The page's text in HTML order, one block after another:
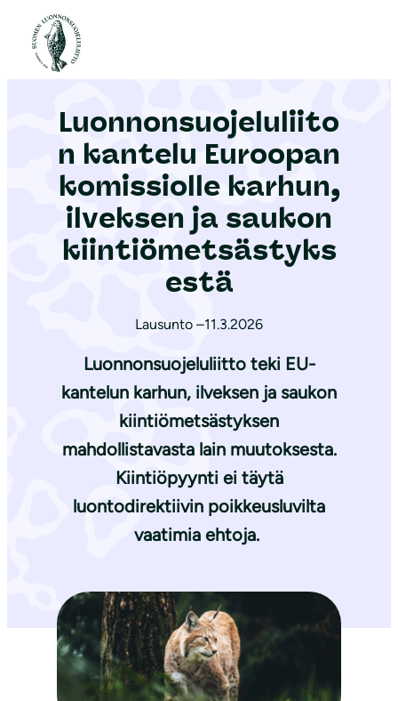
Etusivu
Luonnonsuojeluliito
n kantelu Euroopan
komissiolle karhun,
ilveksen ja saukon
kiintiömetsästyks
estä
Lausunto –11.3.2026
Luonnonsuojeluliitto teki EU-
kantelun karhun, ilveksen ja saukon
kiintiömetsästyksen
mahdollistavasta lain muutoksesta.
Kiintiöpyynti ei täytä
luontodirektiivin poikkeusluvilta
vaatimia ehtoja.